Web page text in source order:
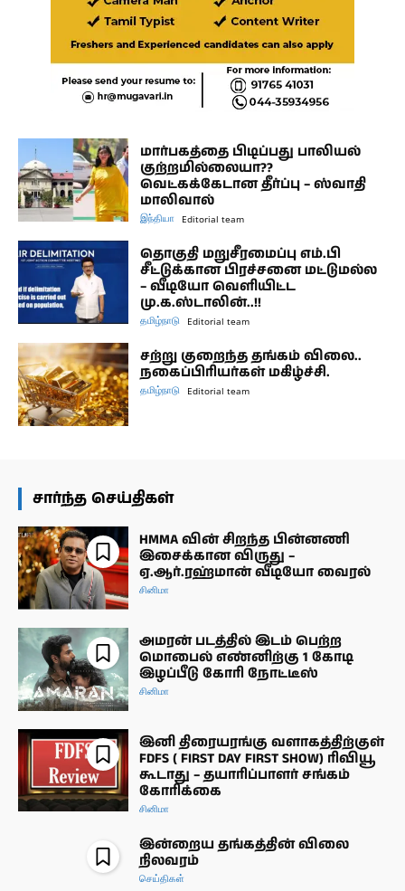
மார்பகத்தை பிடிப்பது பாலியல்
குற்றமில்லையா??
வெட்கக்கேடான தீர்ப்பு – ஸ்வாதி
மாலிவால்
இந்தியா Editorial team
தொகுதி மறுசீரமைப்பு எம்.பி
சீட்டுக்கான பிரச்சனை மட்டுமல்ல
– வீடியோ வெளியிட்ட
மு.க.ஸ்டாலின்..!!
தமிழ்நாடு Editorial team
சற்று குறைந்த தங்கம் விலை..
நகைப்பிரியர்கள் மகிழ்ச்சி.
தமிழ்நாடு Editorial team
சார்ந்த செய்திகள்
HMMA வின் சிறந்த பின்னணி
இசைக்கான விருது –
ஏ.ஆர்.ரஹ்மான் வீடியோ வைரல்
சினிமா
அமரன் படத்தில் இடம் பெற்ற
மொபைல் எண்னிற்கு 1 கோடி
இழப்பீடு கோரி நோட்டீஸ்
சினிமா
இனி திரையரங்கு வளாகத்திற்குள்
FDFS ( FIRST DAY FIRST SHOW) ரிவியூ
கூடாது – தயாரிப்பாளர் சங்கம்
கோரிக்கை
சினிமா
இன்றைய தங்கத்தின் விலை
நிலவரம்
செய்திகள்